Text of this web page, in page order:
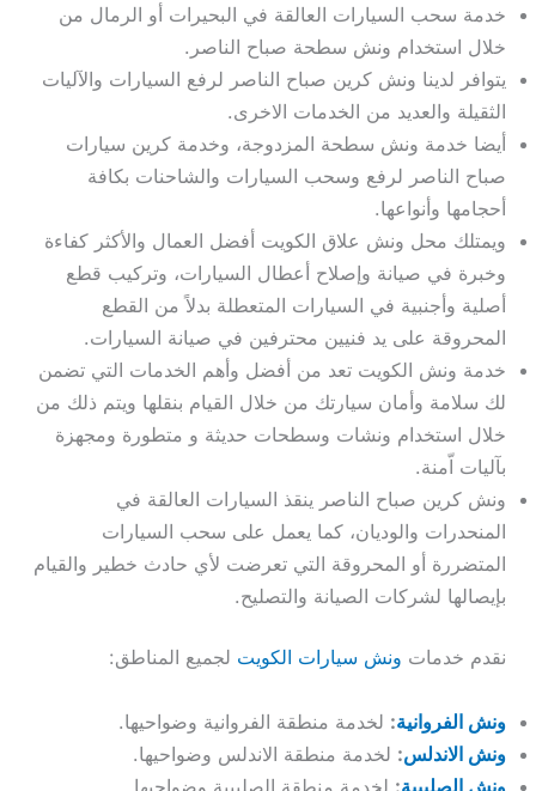
خدمة سحب السيارات العالقة في البحيرات أو الرمال من
خلال استخدام ونش سطحة صباح الناصر.
يتوافر لدينا ونش كرين صباح الناصر لرفع السيارات والآليات
الثقيلة والعديد من الخدمات الاخرى.
أيضا خدمة ونش سطحة المزدوجة، وخدمة كرين سيارات
صباح الناصر لرفع وسحب السيارات والشاحنات بكافة
أحجامها وأنواعها.
ويمتلك محل ونش علاق الكويت أفضل العمال والأكثر كفاءة
وخبرة في صيانة وإصلاح أعطال السيارات، وتركيب قطع
أصلية وأجنبية في السيارات المتعطلة بدلاً من القطع
المحروقة على يد فنيين محترفين في صيانة السيارات.
خدمة ونش الكويت تعد من أفضل وأهم الخدمات التي تضمن
لك سلامة وأمان سيارتك من خلال القيام بنقلها ويتم ذلك من
خلال استخدام ونشات وسطحات حديثة و متطورة ومجهزة
بآليات اّمنة.
ونش كرين صباح الناصر ينقذ السيارات العالقة في
المنحدرات والوديان، كما يعمل على سحب السيارات
المتضررة أو المحروقة التي تعرضت لأي حادث خطير والقيام
بإيصالها لشركات الصيانة والتصليح.
نقدم خدمات ونش سيارات الكويت لجميع المناطق:
ونش الفروانية: لخدمة منطقة الفروانية وضواحيها.
ونش الاندلس: لخدمة منطقة الاندلس وضواحيها.
ونش الصليبية: لخدمة منطقة الصليبية وضواحيها.